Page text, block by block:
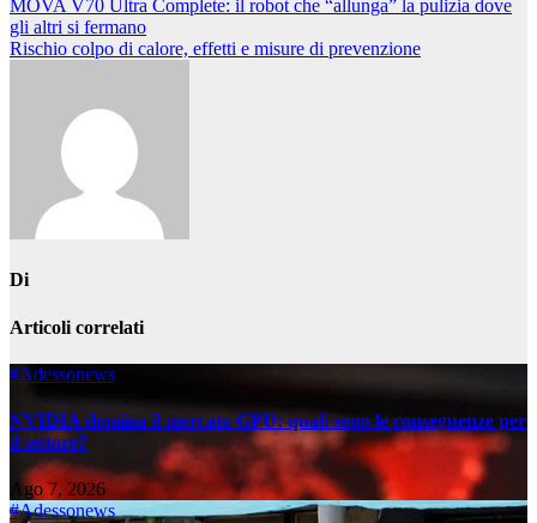
Navigazione
articoli
MOVA V70 Ultra Complete: il robot che “allunga” la pulizia dove
gli altri si fermano
Rischio colpo di calore, effetti e misure di prevenzione
Di
Articoli correlati
#Adessonews
NVIDIA domina il mercato GPU: quali sono le conseguenze per
il settore?
Ago 7, 2026
#Adessonews